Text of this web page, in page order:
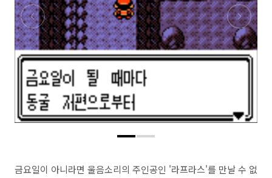
금요일이 아니라면 울음소리의 주인공인 '라프라스'를 만날 수 없